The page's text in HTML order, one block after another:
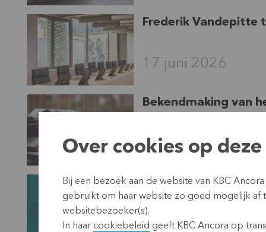
Frederik Vandepitte
17 juni 2026
Bekendmaking van
01 juni 2026
KBC Ancora keert
juni 2026
22 mei 2026
Over cookies op
Bij een bezoek aan de website van KBC
gebruikt om haar website zo goed mogelijk
websitebezoeker(s).
In haar cookiebeleid geeft KBC Ancora op